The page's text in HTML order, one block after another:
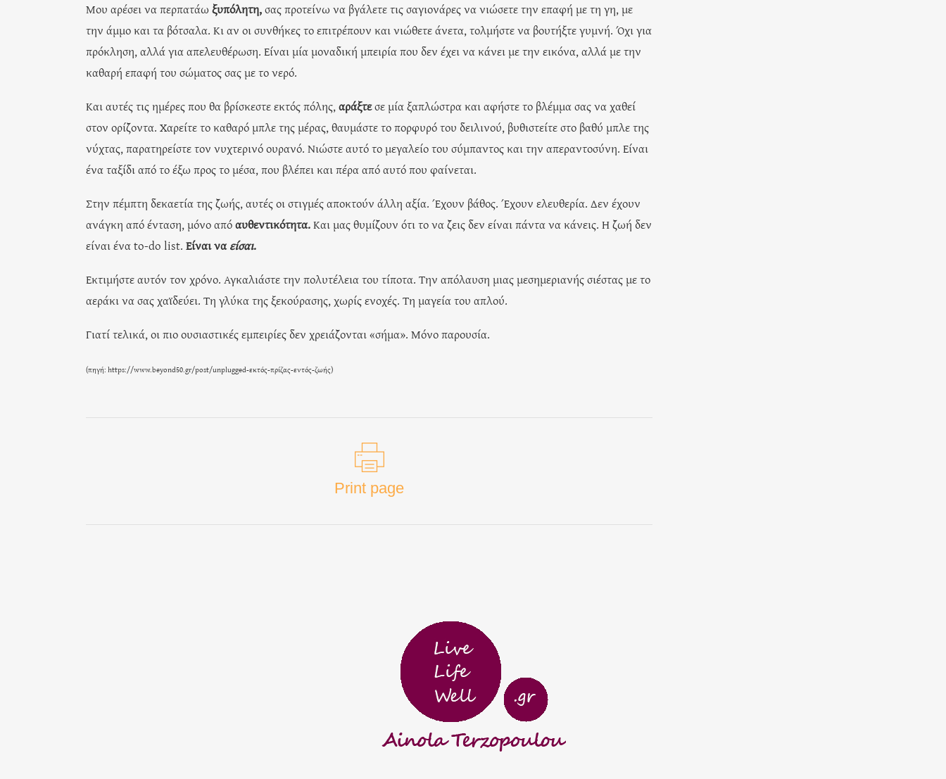
Μου αρέσει να περπατάωξυπόλητη,σας προτείνω να βγάλετε τις σαγιονάρες να νιώσετε την επαφή με τη γη, με
την άμμο και τα βότσαλα. Κι αν οι συνθήκες το επιτρέπουν και νιώθετε άνετα, τολμήστε να βουτήξτε γυμνή. Όχι για
πρόκληση, αλλά για απελευθέρωση. Είναι μία μοναδική μπειρία που δεν έχει να κάνει με την εικόνα, αλλά με την
καθαρή επαφή του σώματος σας με το νερό.
Και αυτές τις ημέρες που θα βρίσκεστε εκτός πόλης,αράξτεσε μία ξαπλώστρα και αφήστε το βλέμμα σας να χαθεί
στον ορίζοντα. Χαρείτε το καθαρό μπλε της μέρας, θαυμάστε το πορφυρό του δειλινού, βυθιστείτε στο βαθύ μπλε της
νύχτας, παρατηρείστε τον νυχτερινό ουρανό. Νιώστε αυτό το μεγαλείο του σύμπαντος και την απεραντοσύνη. Είναι
ένα ταξίδι από το έξω προς το μέσα, που βλέπει και πέρα από αυτό που φαίνεται.
Στην πέμπτη δεκαετία της ζωής, αυτές οι στιγμές αποκτούν άλλη αξία. Έχουν βάθος. Έχουν ελευθερία. Δεν έχουν
ανάγκη από ένταση, μόνο απόαυθεντικότητα.Και μας θυμίζουν ότι το να ζεις δεν είναι πάντα να κάνεις. Η ζωή δεν
είναι ένα to-do list. Είναι ναείσαι.
Εκτιμήστε αυτόν τον χρόνο. Αγκαλιάστε την πολυτέλεια του τίποτα. Την απόλαυση μιας μεσημεριανής σιέστας με το
αεράκι να σας χαϊδεύει. Τη γλύκα της ξεκούρασης, χωρίς ενοχές. Τη μαγεία του απλού.
Γιατί τελικά, οι πιο ουσιαστικές εμπειρίες δεν χρειάζονται «σήμα». Μόνο παρουσία.
(πηγή: https://www.beyond50.gr/post/unplugged-εκτός-πρίζας-εντός-ζωής)
Print page